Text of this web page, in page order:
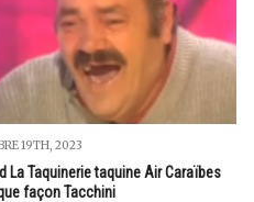
19TH, 2023
La Taquinerie taquine Air Caraïbes
façon Tacchini